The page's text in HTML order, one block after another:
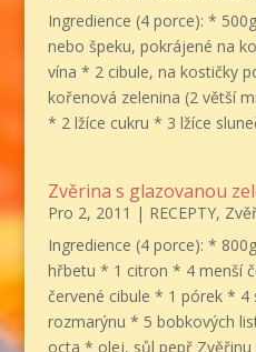
Ingredience (4 porce): *
nebo špeku, pokrájené na
vína * 2 cibule, na kostičky
kořenová zelenina (2 větší
* 2 lžíce cukru * 3 lžíce
Zvěrina s glazovanou
Pro 2, 2011 | RECEPTY,
Ingredience (4 porce): *
hřbetu * 1 citron * 4 menší
červené cibule * 1 pórek *
rozmarýnu * 5 bobkových
octa * olej, sůl pepř Zvěřinu